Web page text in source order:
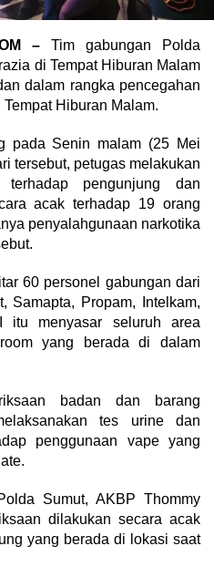
– Tim gabungan Polda
di Tempat Hiburan Malam
dalam rangka pencegahan
Hiburan Malam.
pada Senin malam (25 Mei
tersebut, petugas melakukan
terhadap pengunjung dan
acak terhadap 19 orang
penyalahgunaan narkotika
60 personel gabungan dari
Samapta, Propam, Intelkam,
itu menyasar seluruh area
yang berada di dalam
badan dan barang
tes urine dan
penggunaan vape yang
Sumut, AKBP Thommy
dilakukan secara acak
yang berada di lokasi saat